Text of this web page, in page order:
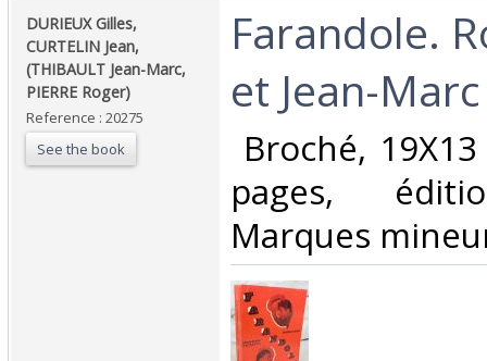
‎DURIEUX Gilles,
CURTELIN Jean,
(THIBAULT Jean-Marc,
PIERRE Roger)‎
Reference : 20275
See the book
‎Farandole.
et Jean-
Broché,
pages,
Marques